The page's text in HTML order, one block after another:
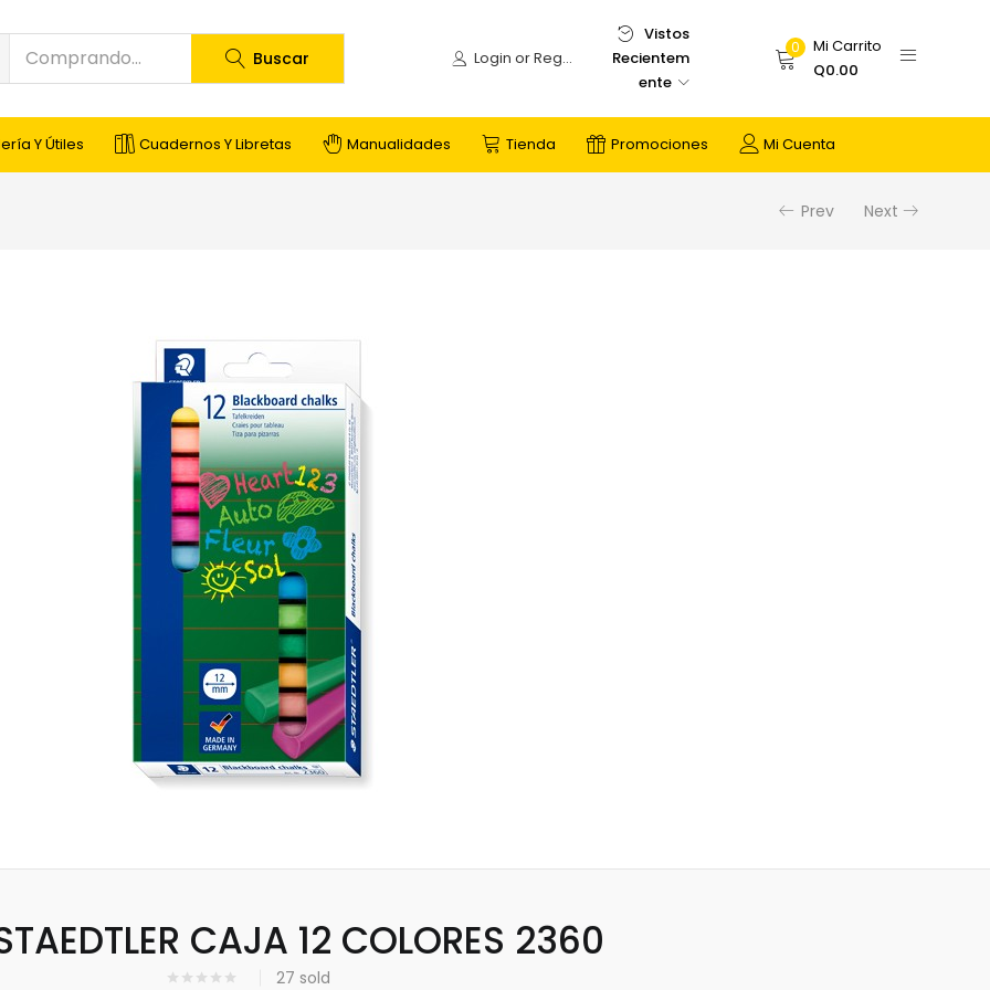
Buscar Login or Register
Vistos
Recientem
ente
0
Mi Carrito
Q0.00
Y Útiles Cuadernos Y Libretas Manualidades Tienda Promociones Mi Cuenta
Prev Next
CAJA 12 COLORES 2360
27 sold